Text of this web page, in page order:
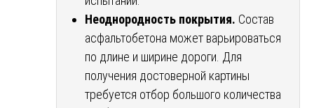
Неоднородность покрытия. Состав
асфальтобетона может варьироваться
по длине и ширине дороги. Для
получения достоверной картины
требуется отбор большого количества